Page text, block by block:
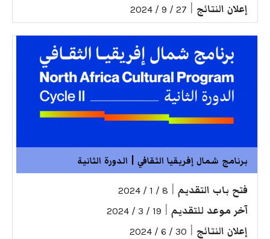
إعلان النتائج 27 / 9 / 2024
برنامج شمال إفريقيا الثقافي | الدورة الثانية
فتح باب التقديم 8 / 1 / 2024
آخر موعد للتقديم 19 / 3 / 2024
إعلان النتائج 30 / 6 / 2024